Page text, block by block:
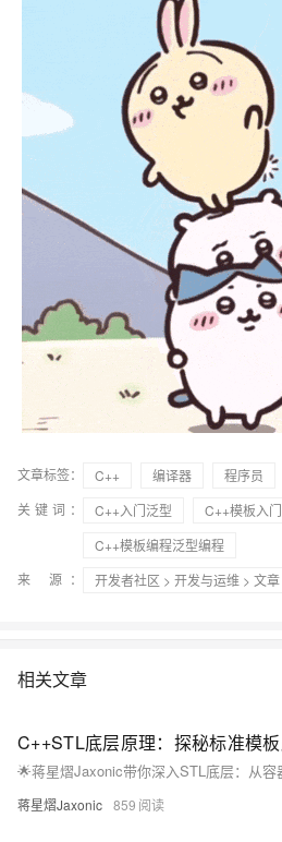
文章标签： C++ 编译器 程序员
关键词：
C++入门泛型 C++模板入门
C++模板编程泛型编程
来 源：
开发者社区 > 开发与运维 > 文章
相关文章
蒋星熠Jaxonic 859